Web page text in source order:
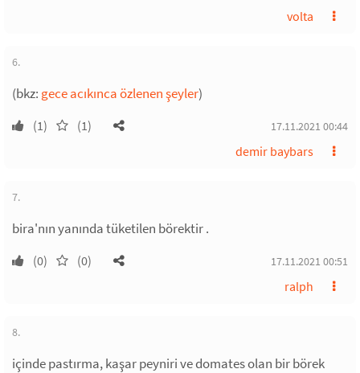
volta
6.
(bkz: gece acıkınca özlenen şeyler)
(1) (1) 17.11.2021 00:44
demir baybars
7.
bira'nın yanında tüketilen börektir .
(0) (0) 17.11.2021 00:51
ralph
8.
içinde pastırma, kaşar peyniri ve domates olan bir börek